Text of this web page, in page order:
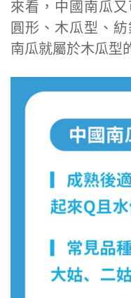
來看，中國南瓜
圓形、木瓜型、
南瓜就屬於木瓜型